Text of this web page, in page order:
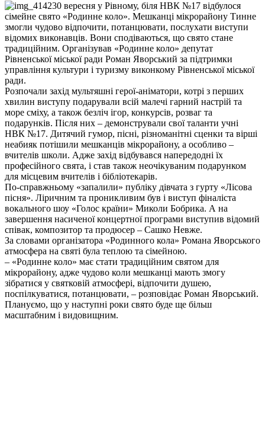
30 вересня у Рівному, біля НВК №17 відбулося
сімейне свято «Родинне коло». Мешканці мікрорайону Тинне
змогли чудово відпочити, потанцювати, послухати виступи
відомих виконавців. Вони сподіваються, що свято стане
традиційним. Організував «Родинне коло» депутат
Рівненської міської ради Роман Яворський за підтримки
управління культури і туризму виконкому Рівненської міської
ради.
Розпочали захід мультяшні герої-аніматори, котрі з перших
хвилин виступу подарували всій малечі гарний настрій та
море сміху, а також безліч ігор, конкурсів, розваг та
подарунків. Після них – демонстрували свої таланти учні
НВК №17. Дитячий гумор, пісні, різноманітні сценки та вірші
неабияк потішили мешканців мікрорайону, а особливо –
вчителів школи. Адже захід відбувався напередодні їх
професійного свята, і став також неочікуваним подарунком
для місцевим вчителів і бібліотекарів.
По-справжньому «запалили» публіку дівчата з гурту «Лісова
пісня». Ліричним та проникливим був і виступ фіналіста
вокального шоу «Голос країни» Миколи Бобрика. А на
завершення насиченої концертної програми виступив відомий
співак, композитор та продюсер – Сашко Невже.
За словами організатора «Родинного кола» Романа Яворського
атмосфера на святі була теплою та сімейною.
– «Родинне коло» має стати традиційним святом для
мікрорайону, адже чудово коли мешканці мають змогу
зібратися у святковій атмосфері, відпочити душею,
поспілкуватися, потанцювати, – розповідає Роман Яворський.
Плануємо, що у наступні роки свято буде ще більш
масштабним і видовищним.